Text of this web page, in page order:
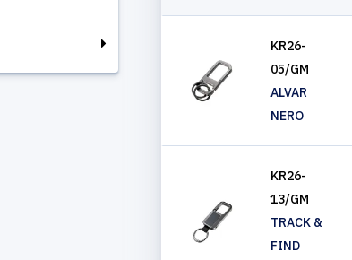
KR26-
05/GM
ALVAR
NERO
KR26-
13/GM
TRACK &
FIND